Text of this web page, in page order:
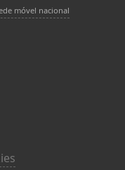
móvel nacional